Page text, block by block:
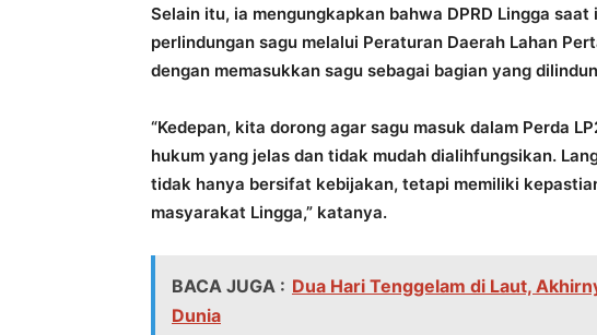
Selain itu, ia mengungkapkan bahwa DPRD Lingga
perlindungan sagu melalui Peraturan Daerah Lahan
dengan memasukkan sagu sebagai bagian yang
“Kedepan, kita dorong agar sagu masuk dalam Perda
hukum yang jelas dan tidak mudah dialihfungsikan.
tidak hanya bersifat kebijakan, tetapi memiliki
masyarakat Lingga,” katanya.
BACA JUGA : Dua Hari Tenggelam di Laut,
Dunia